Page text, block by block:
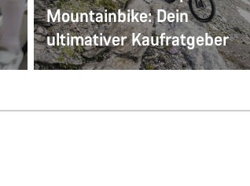
Mountainbike: Dein
ultimativer Kaufratgeber